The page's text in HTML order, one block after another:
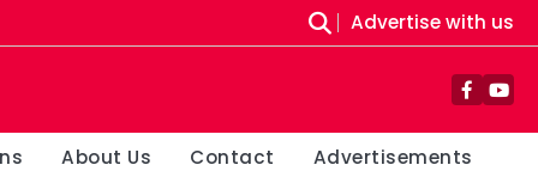
Advertise with us
About Us Contact Advertisements